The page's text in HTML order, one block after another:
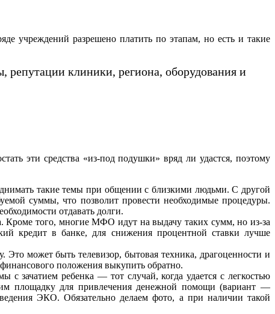
учреждений разрешено платить по этапам, но есть и такие
репутации клиники, региона, оборудования и
эти средства «из-под подушки» вряд ли удастся, поэтому
такие темы при общении с близкими людьми. С другой
суммы, что позволит провести необходимые процедуры.
отдавать долги.
Кроме того, многие МФО идут на выдачу таких сумм, но из-за
кредит в банке, для снижения процентной ставки лучше
может быть телевизор, бытовая техника, драгоценности и
положения выкупить обратно.
зачатием ребенка — тот случай, когда удается с легкостью
площадку для привлечения денежной помощи (вариант —
ЭКО. Обязательно делаем фото, а при наличии такой